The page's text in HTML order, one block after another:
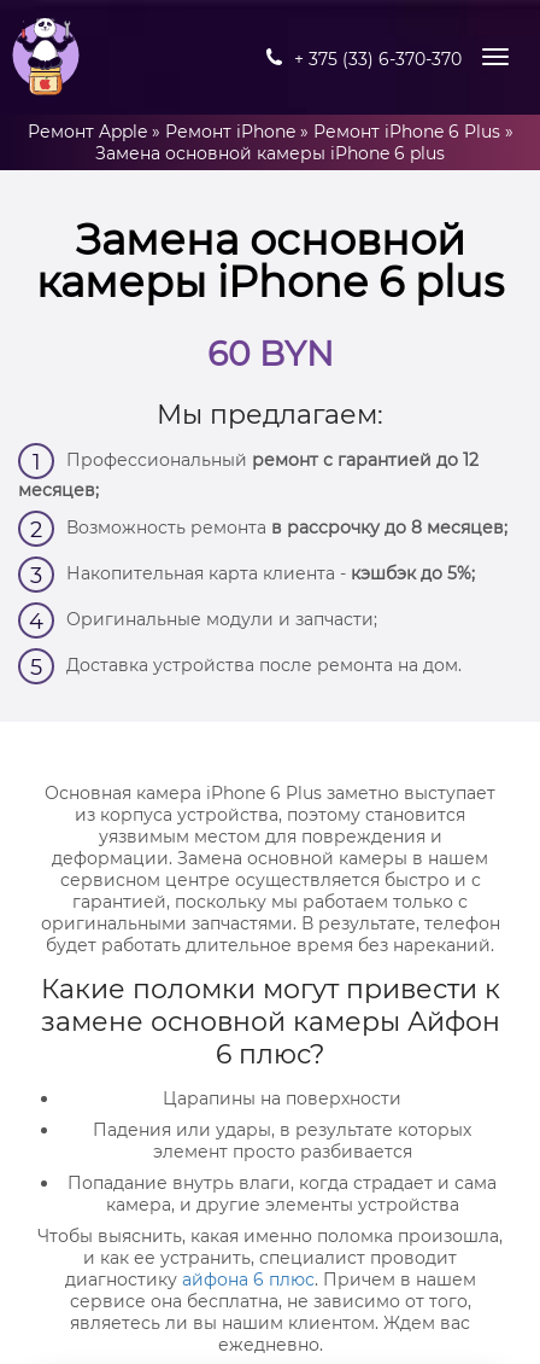
+ 375 (33) 6-370-370
Ремонт Apple» Ремонт iPhone» Ремонт iPhone 6 Plus»
Замена основной камеры iPhone 6 plus
Замена основной
камеры iPhone 6 plus
60 BYN
Мы предлагаем:
1 Профессиональный ремонт с гарантией до 12
месяцев;
2 Возможность ремонта в рассрочку до 8 месяцев;
3 Накопительная карта клиента - кэшбэк до 5%;
4 Оригинальные модули и запчасти;
5 Доставка устройства после ремонта на дом.
Основная камера iPhone 6 Plus заметно выступает
из корпуса устройства, поэтому становится
уязвимым местом для повреждения и
деформации. Замена основной камеры в нашем
сервисном центре осуществляется быстро и с
гарантией, поскольку мы работаем только с
оригинальными запчастями. В результате, телефон
будет работать длительное время без нареканий.
Какие поломки могут привести к
замене основной камеры Айфон
6 плюс?
Царапины на поверхности
Падения или удары, в результате которых
элемент просто разбивается
Попадание внутрь влаги, когда страдает и сама
камера, и другие элементы устройства
Чтобы выяснить, какая именно поломка произошла,
и как ее устранить, специалист проводит
диагностику айфона 6 плюс. Причем в нашем
сервисе она бесплатна, не зависимо от того,
являетесь ли вы нашим клиентом. Ждем вас
ежедневно.